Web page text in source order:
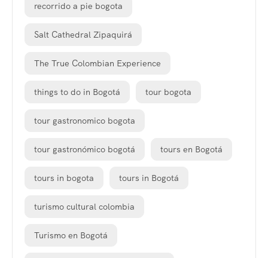
recorrido a pie bogota
Salt Cathedral Zipaquirá
The True Colombian Experience
things to do in Bogotá tour bogota
tour gastronomico bogota
tour gastronómico bogotá tours en Bogotá
tours in bogota tours in Bogotá
turismo cultural colombia
Turismo en Bogotá